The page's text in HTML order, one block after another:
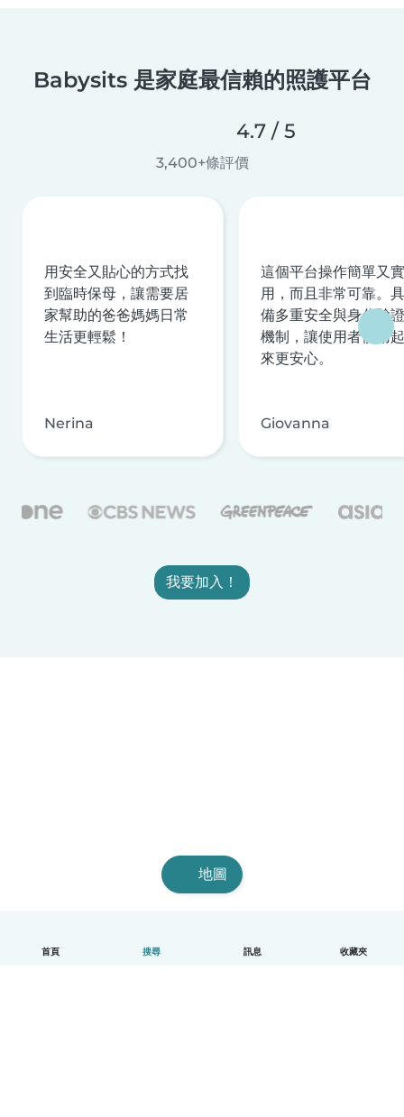
首頁 搜尋 訊息 收藏夾
Babysits 是家庭最信賴的照護平台
4.7 / 5
3,400+條評價
用安全又貼心的方式找
到臨時保母，讓需要居
家幫助的爸爸媽媽日常
生活更輕鬆！
Nerina
這個平台操作簡單又實
用，而且非常可靠。具
備多重安全與身分驗證
機制，讓使用者使用起
來更安心。
Giovanna
我要加入！
地圖